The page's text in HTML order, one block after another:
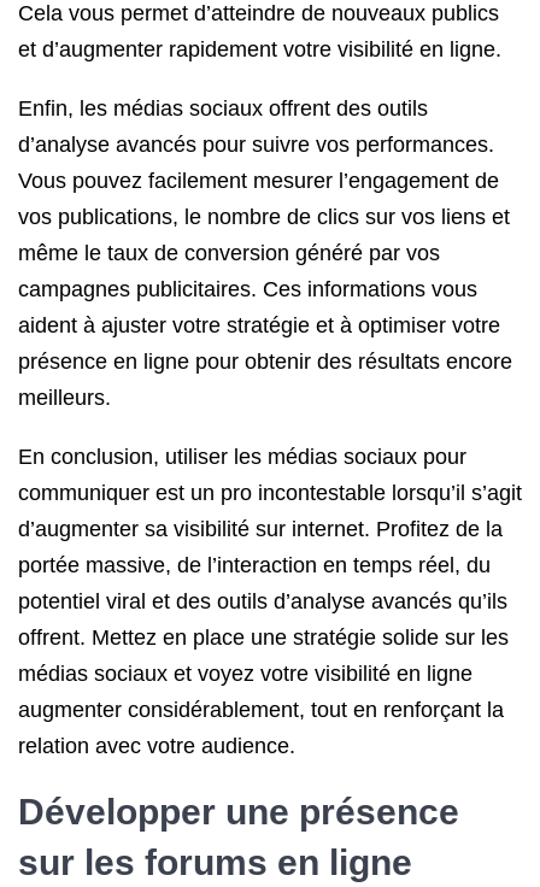
Cela vous permet d’atteindre de nouveaux publics
et d’augmenter rapidement votre visibilité en ligne.
Enfin, les médias sociaux offrent des outils
d’analyse avancés pour suivre vos performances.
Vous pouvez facilement mesurer l’engagement de
vos publications, le nombre de clics sur vos liens et
même le taux de conversion généré par vos
campagnes publicitaires. Ces informations vous
aident à ajuster votre stratégie et à optimiser votre
présence en ligne pour obtenir des résultats encore
meilleurs.
En conclusion, utiliser les médias sociaux pour
communiquer est un pro incontestable lorsqu’il s’agit
d’augmenter sa visibilité sur internet. Profitez de la
portée massive, de l’interaction en temps réel, du
potentiel viral et des outils d’analyse avancés qu’ils
offrent. Mettez en place une stratégie solide sur les
médias sociaux et voyez votre visibilité en ligne
augmenter considérablement, tout en renforçant la
relation avec votre audience.
Développer une présence
sur les forums en ligne